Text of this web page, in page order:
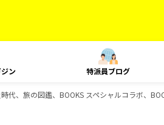
ン 特派員ブログ
代、旅の図鑑、BOOKS スペシャルコラボ、